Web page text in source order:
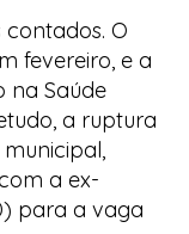
O
fevereiro, e a
na Saúde
a ruptura
a ex-
para a vaga